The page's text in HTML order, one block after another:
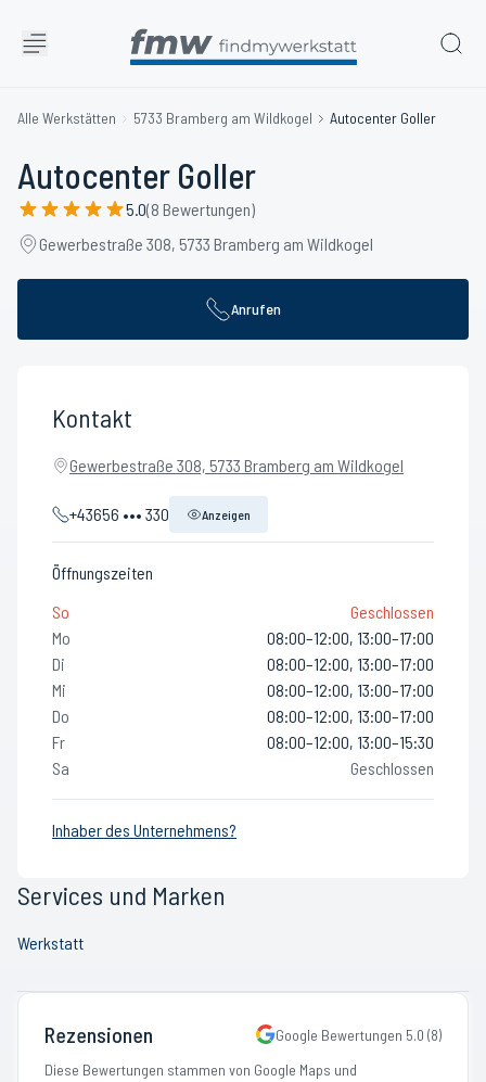
Alle Werkstätten 5733 Bramberg am Wildkogel Autocenter Goller
Autocenter Goller
5.0(8 Bewertungen)
Gewerbestraße 308, 5733 Bramberg am Wildkogel
Anrufen
Kontakt
Gewerbestraße 308, 5733 Bramberg am Wildkogel
+43656 ••• 330 Anzeigen
Öffnungszeiten
So
Geschlossen
Mo
08:00–12:00, 13:00–17:00
Di
08:00–12:00, 13:00–17:00
Mi
08:00–12:00, 13:00–17:00
Do
08:00–12:00, 13:00–17:00
Fr
08:00–12:00, 13:00–15:30
Sa
Geschlossen
Inhaber des Unternehmens?
Services und Marken
Werkstatt
Rezensionen Google Bewertungen 5.0 (8)
Diese Bewertungen stammen von Google Maps und